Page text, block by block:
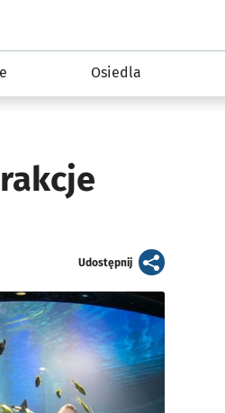
Osiedla
Udostępnijartykuł